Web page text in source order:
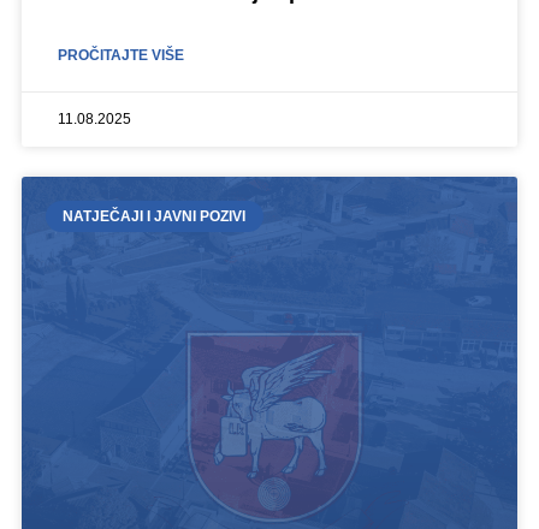
PROČITAJTE VIŠE
11.08.2025
NATJEČAJI I JAVNI POZIVI